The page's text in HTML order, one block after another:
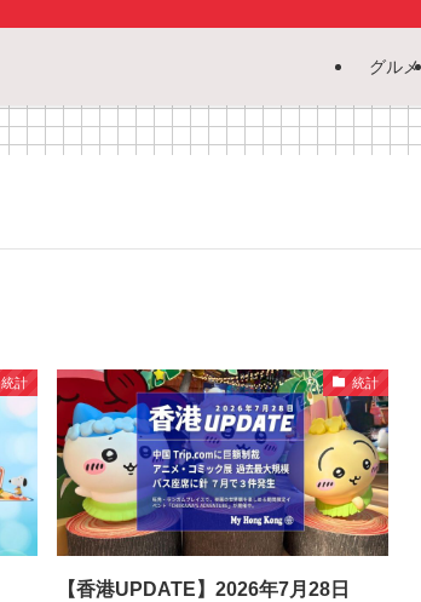
グルメ
統計 統計
【香港UPDATE】2026年7月28日